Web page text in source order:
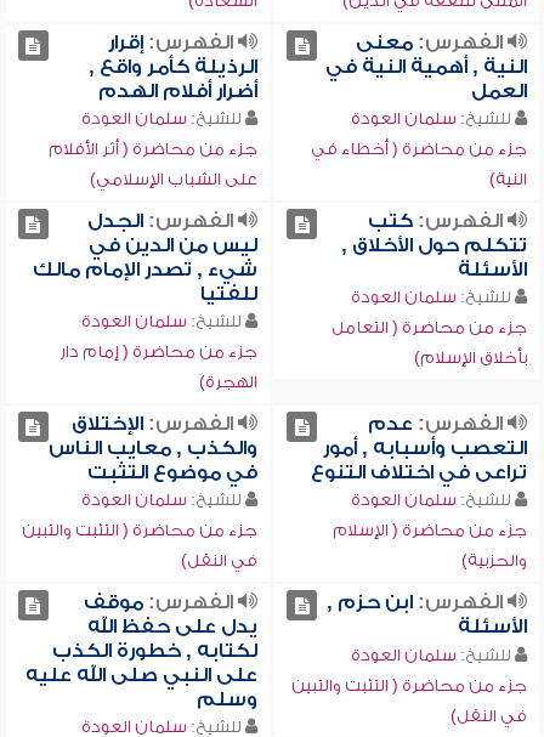
الفهرس:معنى
النية , أهمية النية في
العمل
للشيخ: سلمان العودة
جزء من محاضرة ( أخطاء في
النية)
الفهرس:إقرار
الرذيلة كأمر واقع ,
أضرار أفلام الهدم
للشيخ: سلمان العودة
جزء من محاضرة ( أثر الأفلام
على الشباب الإسلامي)
الفهرس:كتب
تتكلم حول الأخلاق ,
الأسئلة
للشيخ: سلمان العودة
جزء من محاضرة ( التعامل
بأخلاق الإسلام)
الفهرس:الجدل
ليس من الدين في
شيء , تصدر الإمام مالك
للفتيا
للشيخ: سلمان العودة
جزء من محاضرة ( إمام دار
الهجرة)
الفهرس: عدم
التعصب وأسبابه , أمور
تراعى في اختلاف التنوع
للشيخ: سلمان العودة
جزء من محاضرة ( الإسلام
والحزبية)
الفهرس:الإختلاق
والكذب , معايب الناس
في موضوع التثبت
للشيخ: سلمان العودة
جزء من محاضرة ( التثبت والتبين
في النقل)
الفهرس:ابن حزم ,
الأسئلة
للشيخ: سلمان العودة
جزء من محاضرة ( التثبت والتبين
في النقل)
الفهرس:موقف
يدل على حفظ الله
لكتابه , خطورة الكذب
على النبي صلى الله عليه
وسلم
للشيخ: سلمان العودة